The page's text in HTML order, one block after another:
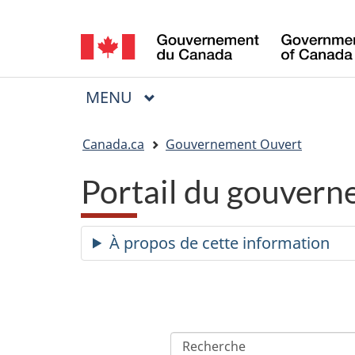
de
la
langue
Menu
MENU PRINCIPAL
Canada.ca Gouvernement Ouvert
Portail du
À propos de cette information